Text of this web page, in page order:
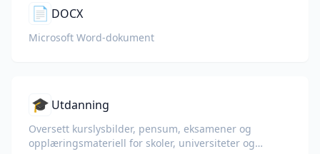
📄 DOCX
Microsoft Word-dokument
🎓 Utdanning
Oversett kurslysbilder, pensum, eksamener og
opplæringsmateriell for skoler, universiteter og